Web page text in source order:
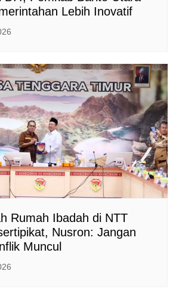
Lebih Inovatif
Rumah Ibadah di NTT
Nusron: Jangan
Muncul